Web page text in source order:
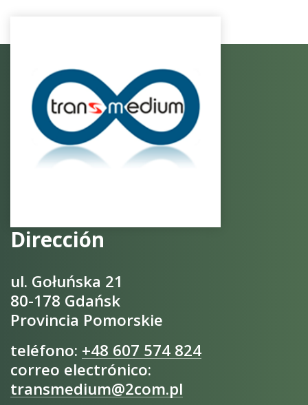
Dirección
ul. Gołuńska 21
80-178 Gdańsk
Provincia Pomorskie
teléfono: +48 607 574 824
correo electrónico:
transmedium@2com.pl